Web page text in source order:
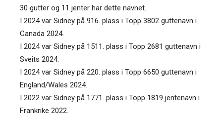
30 gutter og 11 jenter har dette navnet.
I 2024 var Sidney på 916. plass i Topp 3802 guttenavn i
Canada 2024.
I 2024 var Sidney på 1511. plass i Topp 2681 guttenavn i
Sveits 2024.
I 2024 var Sidney på 220. plass i Topp 6650 guttenavn i
England/Wales 2024.
I 2022 var Sidney på 1771. plass i Topp 1819 jentenavn i
Frankrike 2022.